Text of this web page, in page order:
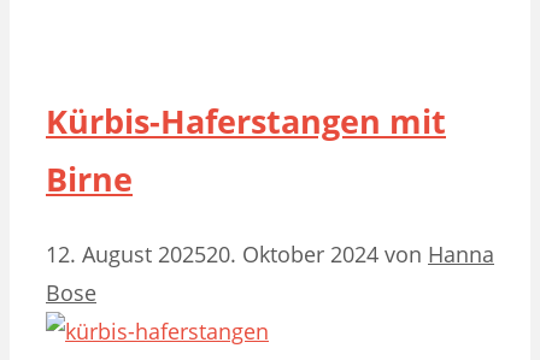
Kürbis-Haferstangen mit
Birne
12. August 202520. Oktober 2024 von Hanna
Bose